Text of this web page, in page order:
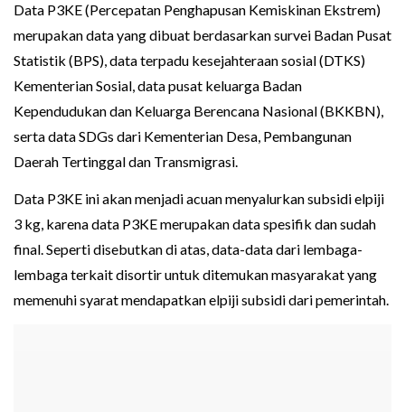
Data P3KE (Percepatan Penghapusan Kemiskinan Ekstrem)
merupakan data yang dibuat berdasarkan survei Badan Pusat
Statistik (BPS), data terpadu kesejahteraan sosial (DTKS)
Kementerian Sosial, data pusat keluarga Badan
Kependudukan dan Keluarga Berencana Nasional (BKKBN),
serta data SDGs dari Kementerian Desa, Pembangunan
Daerah Tertinggal dan Transmigrasi.
Data P3KE ini akan menjadi acuan menyalurkan subsidi elpiji
3 kg, karena data P3KE merupakan data spesifik dan sudah
final. Seperti disebutkan di atas, data-data dari lembaga-
lembaga terkait disortir untuk ditemukan masyarakat yang
memenuhi syarat mendapatkan elpiji subsidi dari pemerintah.